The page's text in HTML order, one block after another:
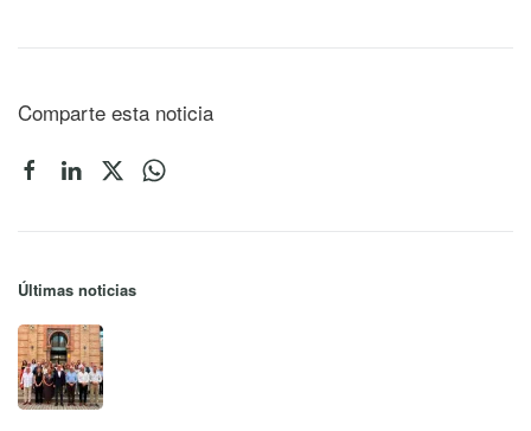
Comparte esta noticia
Últimas noticias